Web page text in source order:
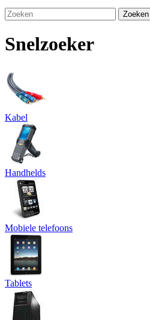
Zoeken
Snelzoeker
Kabel
Handhelds
Mobiele telefoons
Tablets